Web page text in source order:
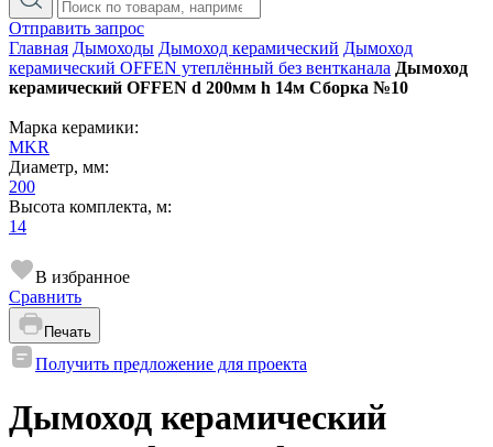
Отправить запрос
Главная Дымоходы Дымоход керамический Дымоход
керамический OFFEN утеплённый без вентканала Дымоход
керамический OFFEN d 200мм h 14м Сборка №10
Марка керамики:
MKR
Диаметр, мм:
200
Высота комплекта, м:
14
В избранное
Сравнить
Печать
Получить предложение для проекта
Дымоход керамический